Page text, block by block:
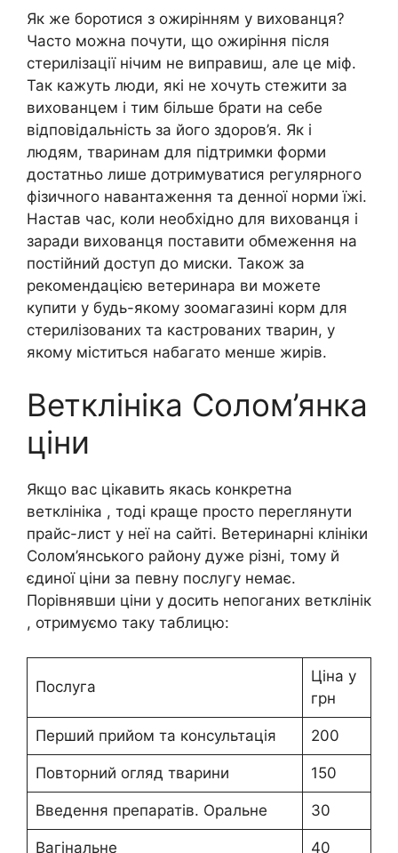
Як же боротися з ожирінням у вихованця?
Часто можна почути, що ожиріння після
стерилізації нічим не виправиш, але це міф.
Так кажуть люди, які не хочуть стежити за
вихованцем і тим більше брати на себе
відповідальність за його здоров’я. Як і
людям, тваринам для підтримки форми
достатньо лише дотримуватися регулярного
фізичного навантаження та денної норми їжі.
Настав час, коли необхідно для вихованця і
заради вихованця поставити обмеження на
постійний доступ до миски. Також за
рекомендацією ветеринара ви можете
купити у будь-якому зоомагазині корм для
стерилізованих та кастрованих тварин, у
якому міститься набагато менше жирів.
Ветклініка Солом’янка
ціни
Якщо вас цікавить якась конкретна
ветклініка , тоді краще просто переглянути
прайс-лист у неї на сайті. Ветеринарні клініки
Солом’янського району дуже різні, тому й
єдиної ціни за певну послугу немає.
Порівнявши ціни у досить непоганих ветклінік
, отримуємо таку таблицю:
Послуга
Ціна у
грн
Перший прийом та консультація 200
Повторний огляд тварини 150
Введення препаратів. Оральне 30
Вагінальне 40